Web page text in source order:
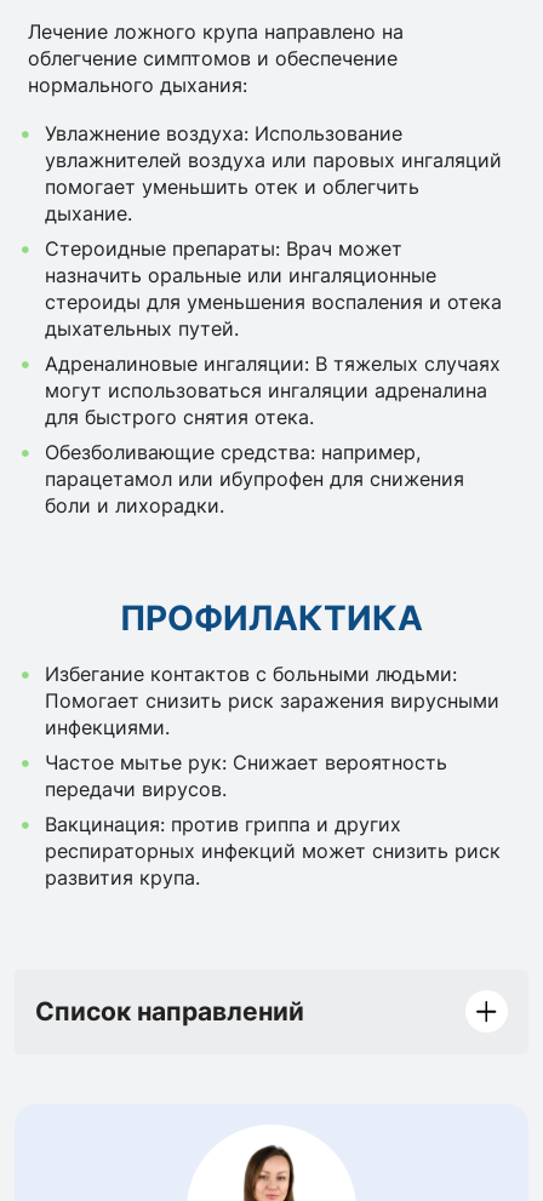
Лечение ложного крупа направлено на
облегчение симптомов и обеспечение
нормального дыхания:
Увлажнение воздуха: Использование
увлажнителей воздуха или паровых ингаляций
помогает уменьшить отек и облегчить
дыхание.
Стероидные препараты: Врач может
назначить оральные или ингаляционные
стероиды для уменьшения воспаления и отека
дыхательных путей.
Адреналиновые ингаляции: В тяжелых случаях
могут использоваться ингаляции адреналина
для быстрого снятия отека.
Обезболивающие средства: например,
парацетамол или ибупрофен для снижения
боли и лихорадки.
ПРОФИЛАКТИКА
Избегание контактов с больными людьми:
Помогает снизить риск заражения вирусными
инфекциями.
Частое мытье рук: Снижает вероятность
передачи вирусов.
Вакцинация: против гриппа и других
респираторных инфекций может снизить риск
развития крупа.
Список направлений